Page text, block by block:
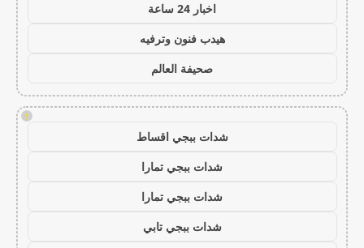
اخبار 24 ساعة
هيدب فنون وترفيه
صحيفة العالم
!
شدات ببجي اقساط
شدات ببجي تمارا
شدات ببجي تمارا
شدات ببجي تابي